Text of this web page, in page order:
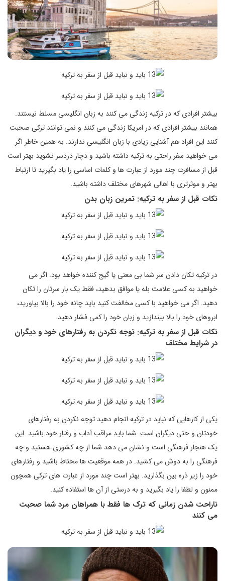
بیشتر افرادی که در ترکیه زندگی می کنند به زبان انگلیسی مسلط نیستند.
همانند بیشتر افرادی که در امریکا زندگی می کنند و نمی توانند ترکی صحبت
کنند این افراد هم آشنایی زیادی با زبان انگلیسی ندارند. به همین خاطر اگر
می خواهید سفر راحتی به ترکیه داشته باشید و دچار دردسر نشوید بهتر است
قبل از مسافرت چند مورد از عبارت ها و کلمات اساسی را یاد بگیرید تا ارتباط
بهتر و موثرتری با اهالی شهرهای مختلف داشته باشید.
نکات قبل از سفر به ترکیه: تمرین زبان بدن
در ترکیه تکان دادن سر شما بی معنی یا گیج کننده خواهد بود. اگر می
خواهید به کسی علامت بله یا موافق بدهید، فقط یک بار سرتان را تکان
دهید. اگر می خواهید با کسی مخالفت کنید باید چانه خود را بالا بیاورید،
ابروهای خود را بالا بیندازید و زبان خود را کمی فشار دهید.
نکات قبل از سفر به ترکیه: توجه نکردن به رفتارهای خود و دیگران
در شرایط مختلف
یکی از کارهایی که نباید در ترکیه انجام دهید توجه نکردن به رفتارهای
خودتان و حتی دیگران است. شما باید مراقب آداب و رفتار خود باشید. این
یک هنجار فرهنگی است و نشان می دهد شما از چه کشوری هستید و چه
فرهنگی را به دوش می کشید. در همه موقعیت ها محتاط باشید و رفتارهای
خود را زیر ذره بین بگذارید. بهتر است چند مورد از عبارت های ترکی همچون
ممنون و لطفا را یاد بگیرید و به درستی از آن ها استفاده کنید.
ناراحت شدن زمانی که ترک ها فقط با همراهان مرد شما صحبت
می کنند